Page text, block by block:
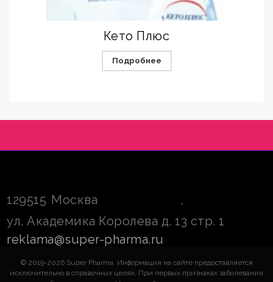
Кето Плюс
Подробнее
129515 Москва
,
ул. Академика Королева д. 13 стр. 1
reklama@super-pharma.ru
© 2019-2026 Super Pharma. Информация на сайте предоставляется
исключительно в справочных целях. При первых признаках заболевания